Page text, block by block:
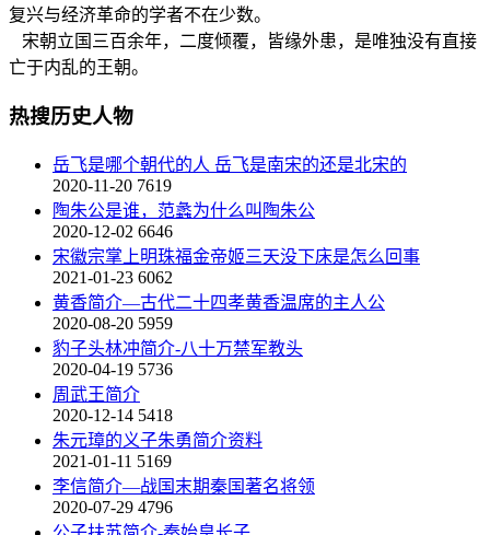
复兴与经济革命的学者不在少数。
宋朝立国三百余年，二度倾覆，皆缘外患，是唯独没有直接
亡于内乱的王朝。
热搜历史人物
岳飞是哪个朝代的人 岳飞是南宋的还是北宋的
2020-11-20 7619
陶朱公是谁，范蠡为什么叫陶朱公
2020-12-02 6646
宋徽宗掌上明珠福金帝姬三天没下床是怎么回事
2021-01-23 6062
黄香简介—古代二十四孝黄香温席的主人公
2020-08-20 5959
豹子头林冲简介-八十万禁军教头
2020-04-19 5736
周武王简介
2020-12-14 5418
朱元璋的义子朱勇简介资料
2021-01-11 5169
李信简介—战国末期秦国著名将领
2020-07-29 4796